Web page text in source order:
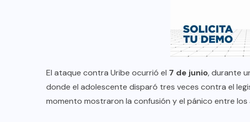
El ataque contra Uribe ocurrió el 7 de junio, durante
donde el adolescente disparó tres veces contra el
momento mostraron la confusión y el pánico entre los